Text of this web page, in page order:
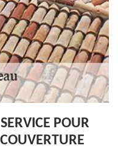
POUR